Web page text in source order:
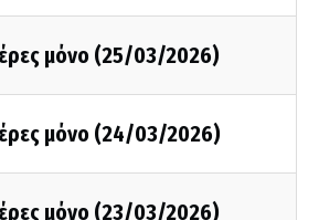
μόνο (25/03/2026)
μόνο (24/03/2026)
μόνο (23/03/2026)